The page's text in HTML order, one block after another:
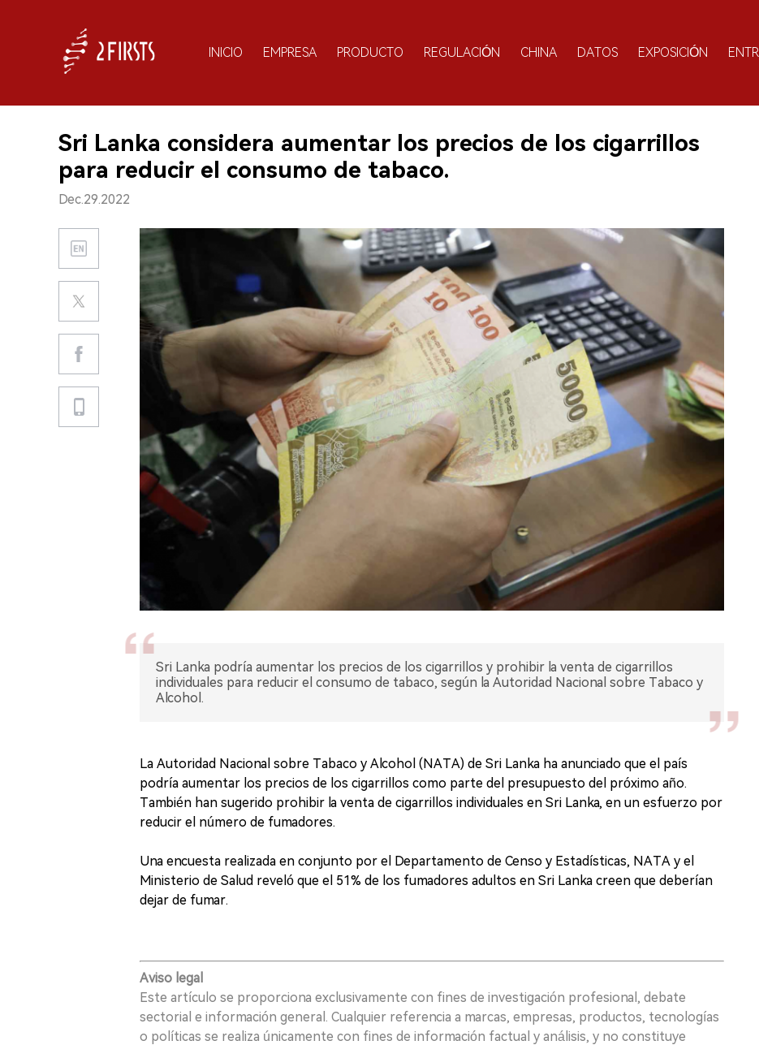
INICIO EMPRESA PRODUCTO REGULACIÓN CHINA DATOS EXPOSICIÓN
Sri Lanka considera aumentar los precios de los cigarrillos
para reducir el consumo de tabaco.
Dec.29.2022
Sri Lanka podría aumentar los precios de los cigarrillos y prohibir la venta de cigarrillos
individuales para reducir el consumo de tabaco, según la Autoridad Nacional sobre Tabaco y
Alcohol.
La Autoridad Nacional sobre Tabaco y Alcohol (NATA) de Sri Lanka ha anunciado que el país
podría aumentar los precios de los cigarrillos como parte del presupuesto del próximo año.
También han sugerido prohibir la venta de cigarrillos individuales en Sri Lanka, en un esfuerzo por
reducir el número de fumadores.
Una encuesta realizada en conjunto por el Departamento de Censo y Estadísticas, NATA y el
Ministerio de Salud reveló que el 51% de los fumadores adultos en Sri Lanka creen que deberían
dejar de fumar.
Aviso legal
Este artículo se proporciona exclusivamente con fines de investigación profesional, debate
sectorial e información general. Cualquier referencia a marcas, empresas, productos, tecnologías
o políticas se realiza únicamente con fines de información factual y análisis, y no constituye